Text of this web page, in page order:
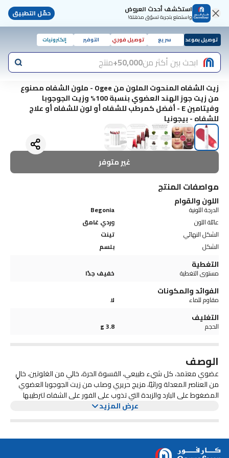
استكشف أحدث العروض
واستمتع بتجربة تسوّق مذهلة! حمّل التطبيق
توصيل بموعد سريع توصيل فوري التوفير إلكترونيات
ابحث بين أكثر من50,000+ منتج
زيت الشفاه المنحوت الملون من Ogee - ملون الشفاه مصنوع
من زيت جوز الهند العضوي بنسبة 100% وزيت الجوجوبا
وفيتامين E - أفضل كمرطب للشفاه أو لون للشفاه أو علاج
للشفاه - بيجونيا
غير متوفر
مواصفات المنتج
اللون والقوام
الدرجة اللونية
Begonia
عائلة اللون
وردي غامق
الشكل النهائي
تينت
الشكل
بلسم
التغطية
مستوى التغطية خفيف جدًا
الفوائد والمكونات
مقاوم للماء لا
التغليف
الحجم 3.8 g
الوصف
عضوي معتمد، كل شيء طبيعي، القسوة الحرة، خالي من الغلوتين، خالٍ
من العناصر المعدلة وراثيًا، مزيج حريري وصلب من زيت الجوجوبا العضوي
المضغوط على البارد والزبدة التي تذوب على الفور على الشفاه لترطيبها
وتغذيتها، مع طبقة مطرية من اللون الطبيعي المعزز للجمال والقابل للبناء.
البشرة. ضعي طبقة واحدة للحصول على لون شفاف، أو ضعي طبقة
إضافية للحصول على مظهر أكثر عتامة. خالٍ من المواد الكيميائية القاسية
عرض المزيد